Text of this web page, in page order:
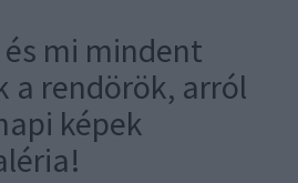
mi mindent
a rendörök, arról
képek